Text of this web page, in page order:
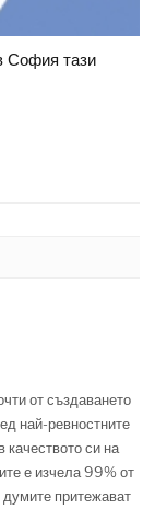
София тази
от създаването
най-ревностните
качеството си на
е изчела 99% от
притежават